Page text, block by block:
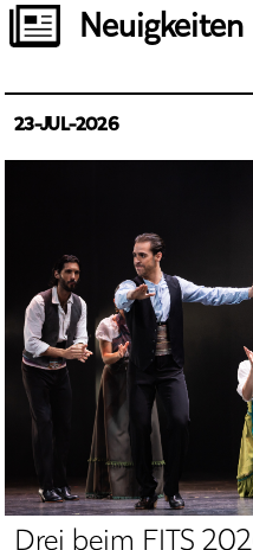
Neuigkeiten
23-JUL-2026
Drei beim FITS